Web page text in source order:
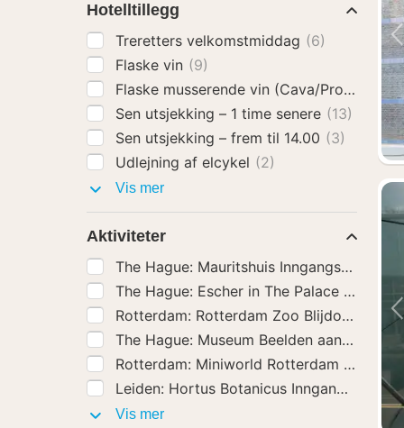
Hotelltillegg
Treretters velkomstmiddag (6)
Flaske vin (9)
Flaske musserende vin (Cava/Prosecco)
Sen utsjekking – 1 time senere (13)
Sen utsjekking – frem til 14.00 (3)
Udlejning af elcykel (2)
Vis merHotelltillegg
Aktiviteter
The Hague: Mauritshuis Inngangsbillett
Rotterdam:
The
Rotterdam: Miniworld
Leiden: Hortus Botanicus Inngangsbillett
Vis merAktiviteter